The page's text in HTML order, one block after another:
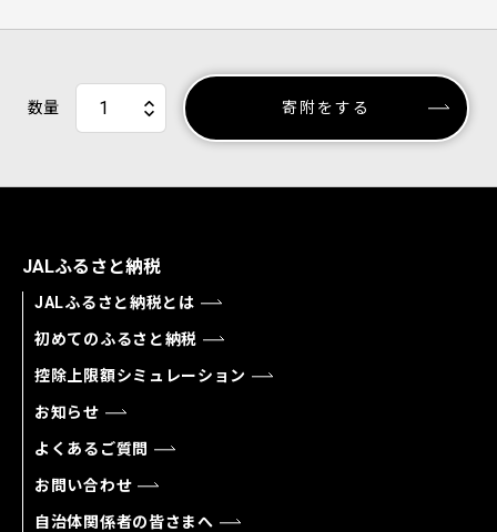
数量 寄附をする
JALふるさと納税
JALふるさと納税とは
初めてのふるさと納税
控除上限額シミュレーション
お知らせ
よくあるご質問
お問い合わせ
自治体関係者の皆さまへ